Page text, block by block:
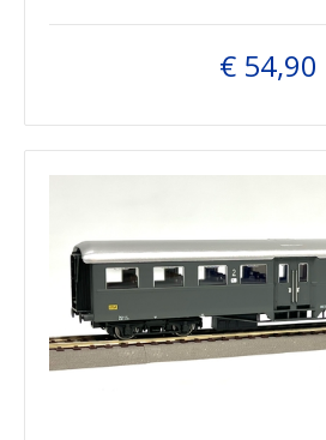
€ 54,90